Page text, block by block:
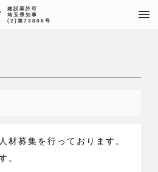
建設業許可
埼玉県知事
(2)第73808号
menu
材募集を行っております。
。